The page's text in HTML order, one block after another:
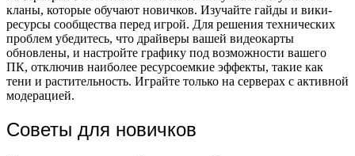
кланы, которые обучают новичков. Изучайте гайды и вики-
ресурсы сообщества перед игрой. Для решения технических
проблем убедитесь, что драйверы вашей видеокарты
обновлены, и настройте графику под возможности вашего
ПК, отключив наиболее ресурсоемкие эффекты, такие как
тени и растительность. Играйте только на серверах с активной
модерацией.
Советы для новичков